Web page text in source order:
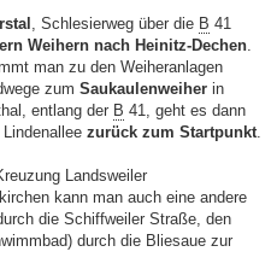
, Schlesierweg über die B 41
Weihern nach Heinitz-Dechen.
man zu den Weiheranlagen
zum Saukaulenweiherin
entlang der B 41, geht es dann
zurück zum Startpunkt.
Landsweiler
kann man auch eine andere
die Schiffweiler Straße, den
durch die Bliesaue zur